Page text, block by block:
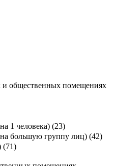
общественных помещениях
1 человека) (23)
большую группу лиц) (42)
(71)